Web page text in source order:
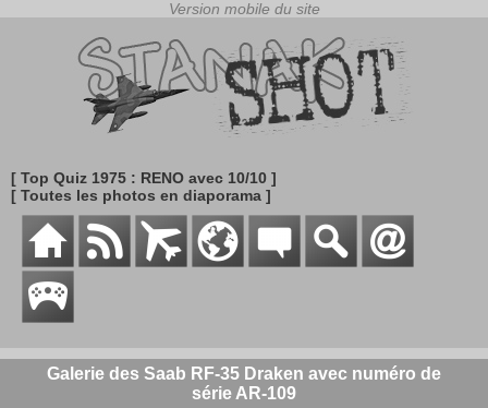
[ Top Quiz 1975 : RENO avec 10/10 ]
[ Toutes les photos en diaporama ]
Galerie des Saab RF-35 Draken avec numéro de
série AR-109